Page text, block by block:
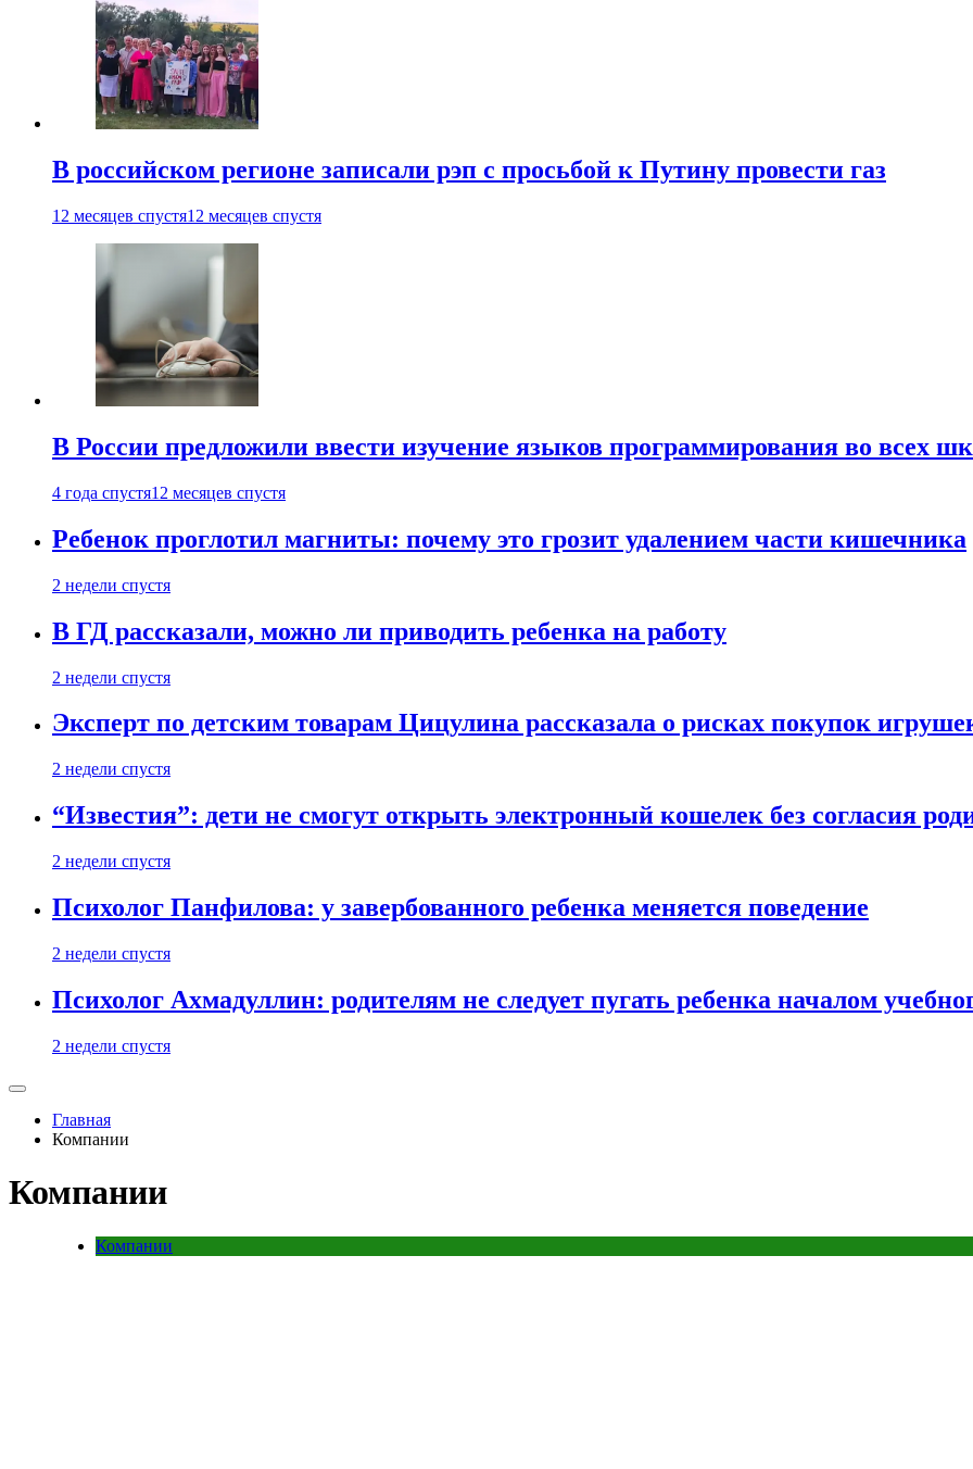
В российском регионе записали рэп с просьбой к Путину провести газ
12 месяцев спустя12 месяцев спустя
В России предложили ввести изучение языков программирования во всех
4 года спустя12 месяцев спустя
Ребенок проглотил магниты: почему это грозит удалением части кишечника
2 недели спустя
В ГД рассказали, можно ли приводить ребенка на работу
2 недели спустя
Эксперт по детским товарам Цицулина рассказала о рисках покупок
2 недели спустя
“Известия”: дети не смогут открыть электронный кошелек без согласия
2 недели спустя
Психолог Панфилова: у завербованного ребенка меняется поведение
2 недели спустя
Психолог Ахмадуллин: родителям не следует пугать ребенка началом
2 недели спустя
Главная
Компании
Компании
Компании